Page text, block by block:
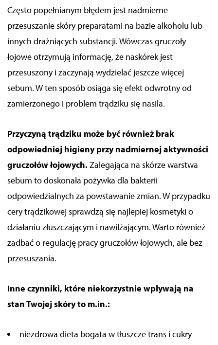
Często popełnianym błędem jest nadmierne
przesuszanie skóry preparatami na bazie alkoholu lub
innych drażniących substancji. Wówczas gruczoły
łojowe otrzymują informację, że naskórek jest
przesuszony i zaczynają wydzielać jeszcze więcej
sebum. W ten sposób osiąga się efekt odwrotny od
zamierzonego i problem trądziku się nasila.
Przyczyną trądziku może być również brak
odpowiedniej higienyprzy nadmiernej aktywności
gruczołów łojowych. Zalegająca na skórze warstwa
sebum to doskonała pożywka dla bakterii
odpowiedzialnych za powstawanie zmian. W przypadku
cery trądzikowej sprawdzą się najlepiej kosmetyki o
działaniu złuszczającym i nawilżającym.Warto również
zadbać o regulację pracy gruczołów łojowych, ale bez
przesuszania.
Inne czynniki, które niekorzystnie wpływają na
stan Twojej skóry to m.in.:
niezdrowa dieta bogata w tłuszcze trans i cukry